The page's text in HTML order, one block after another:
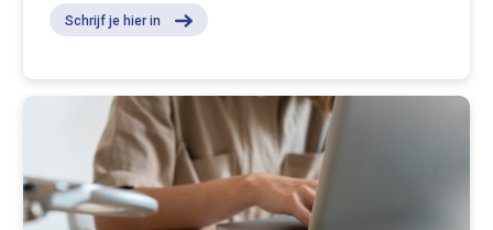
Schrijf je hier in